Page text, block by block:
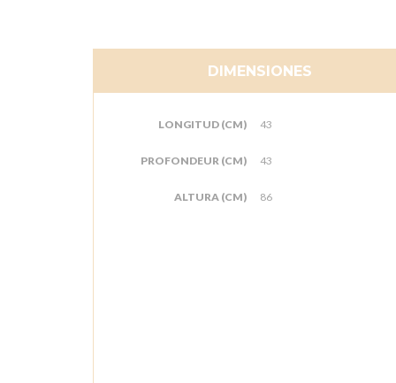
DIMENSIONES
LONGITUD (CM) 43
PROFONDEUR (CM) 43
ALTURA (CM) 86